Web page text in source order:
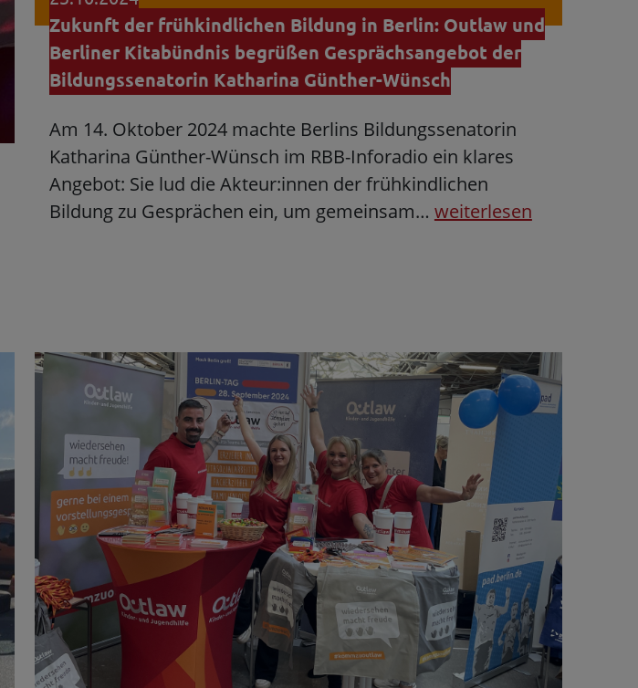
Zukunft der frühkindlichen Bildung in Berlin: Outlaw und
Berliner Kitabündnis begrüßen Gesprächsangebot der
Bildungssenatorin Katharina Günther-Wünsch
Am 14. Oktober 2024 machte Berlins Bildungssenatorin
Katharina Günther-Wünsch im RBB-Inforadio ein klares
Angebot: Sie lud die Akteur:innen der frühkindlichen
Bildung zu Gesprächen ein, um gemeinsam… weiterlesen